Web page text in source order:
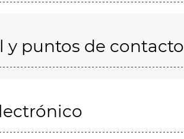
puntos de contacto